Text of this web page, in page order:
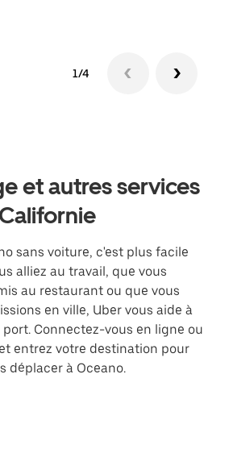
1/4
et autres services
sans voiture, c'est plus facile
alliez au travail, que vous
au restaurant ou que vous
en ville, Uber vous aide à
Connectez-vous en ligne ou
entrez votre destination pour
déplacer à Oceano.